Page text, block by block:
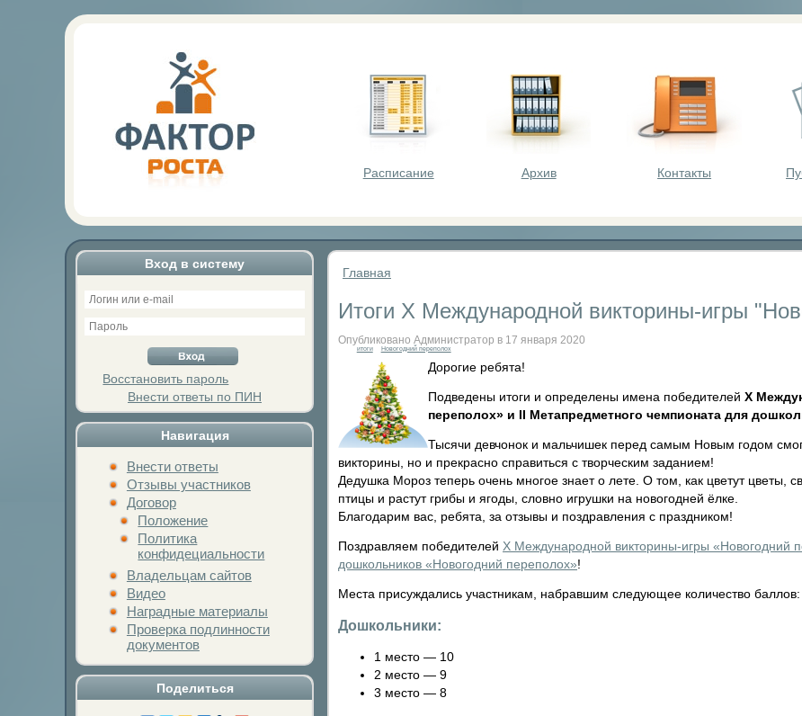
Расписание Архив Контакты
Вход в систему
Восстановить пароль
Внести ответы по ПИН
Навигация
Внести ответы
Отзывы участников
Договор
Положение
Политика
конфидециальности
Владельцам сайтов
Видео
Наградные материалы
Проверка подлинности
документов
Поделиться
Главная
Итоги X Международной викторины-игры
Опубликовано Администратор в 17 января 2020
итоги Новогодний переполох
Дорогие ребята!
Подведены итоги и определены имена победителей X
переполох» и II Метапредметного чемпионата для
Тысячи девчонок и мальчишек перед самым Новым годом
викторины, но и прекрасно справиться с творческим заданием!
Дедушка Мороз теперь очень многое знает о лете. О том, как цветут цветы,
птицы и растут грибы и ягоды, словно игрушки на новогодней ёлке.
Благодарим вас, ребята, за отзывы и поздравления с праздником!
Поздравляем победителей X Международной викторины-игры «Новогодний
дошкольников «Новогодний переполох»!
Места присуждались участникам, набравшим следующее количество баллов:
Дошкольники:
1 место — 10
2 место — 9
3 место — 8